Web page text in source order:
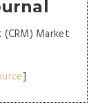
(CRM) Market
]